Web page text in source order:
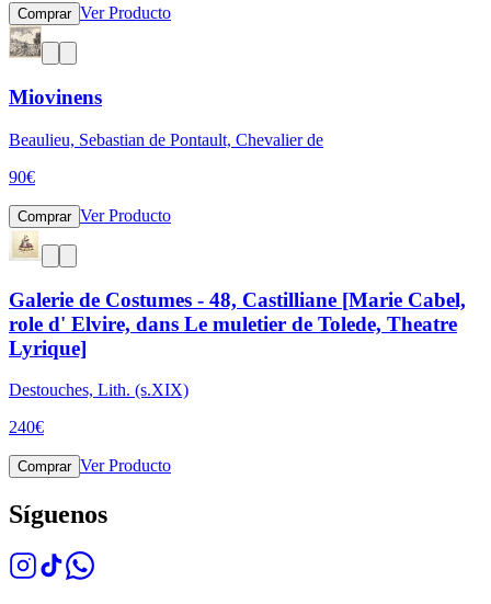
Comprar Ver Producto
Miovinens
Beaulieu, Sebastian de Pontault, Chevalier de
90€
Comprar Ver Producto
Galerie de Costumes - 48, Castilliane [Marie Cabel,
role d' Elvire, dans Le muletier de Tolede, Theatre
Lyrique]
Destouches, Lith. (s.XIX)
240€
Comprar Ver Producto
Síguenos